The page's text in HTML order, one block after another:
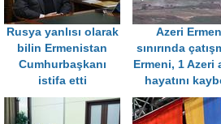
Rusya yanlısı olarak
bilin Ermenistan
Cumhurbaşkanı
istifa etti
Azeri
sınırında
Ermeni, 1 Azeri
hayatını